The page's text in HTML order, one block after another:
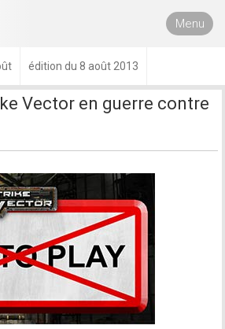
Menu
édition du 8 août 2013
Vector en guerre contre